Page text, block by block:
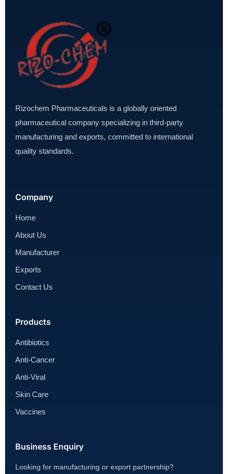
Rizochem Pharmaceuticals is a globally oriented
pharmaceutical company specializing in third-party
manufacturing and exports, committed to international
quality standards.
Company
Home
About Us
Manufacturer
Exports
Contact Us
Products
Antibiotics
Anti-Cancer
Anti-Viral
Skin Care
Vaccines
Business Enquiry
Looking for manufacturing or export partnership?